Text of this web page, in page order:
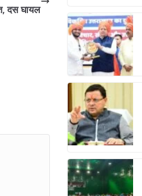
दस घायल